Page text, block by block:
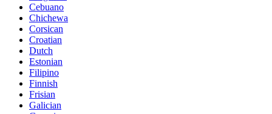
Cebuano
Chichewa
Corsican
Croatian
Dutch
Estonian
Filipino
Finnish
Frisian
Galician